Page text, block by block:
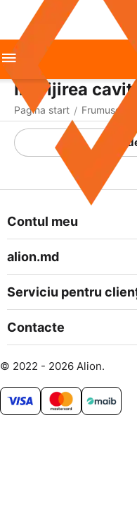
Îngrijirea
Pagina start / Frumusețe
A
Contul meu
alion.md
Serviciu pentru
Contacte
© 2022 - 2026 Alion.